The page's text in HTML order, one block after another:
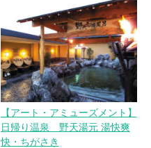
【アート・アミューズメント】
日帰り温泉 野天湯元 湯快爽
快・ちがさき